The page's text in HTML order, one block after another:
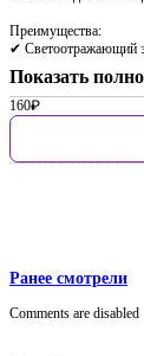
Преимущества:
✔ Светоотражающий
Показать
160₽
Ранее смотрели
Comments are disabled